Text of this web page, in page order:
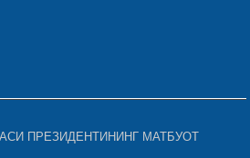
ПРЕЗИДЕНТИНИНГ МАТБУОТ